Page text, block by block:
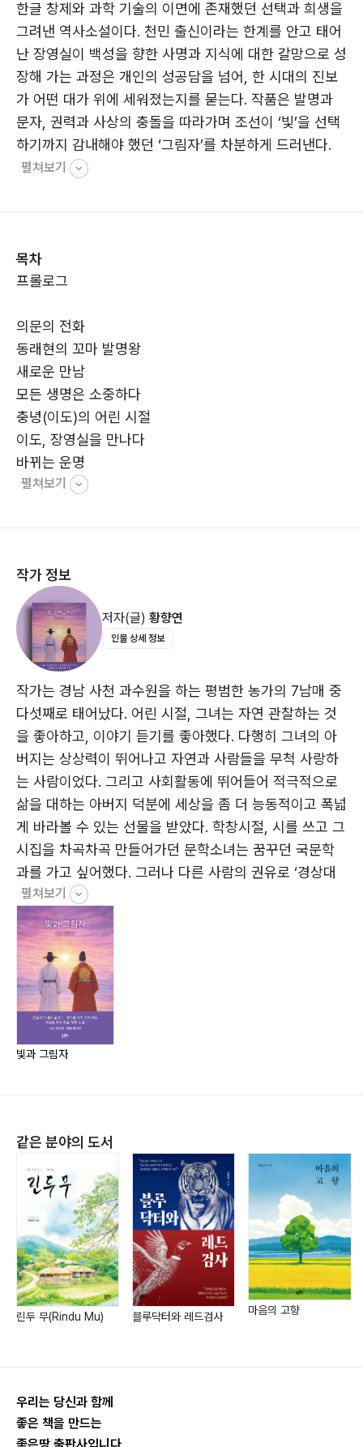
한글 창제와 과학 기술의 이면에 존재했던 선택과 희생을
그려낸 역사소설이다. 천민 출신이라는 한계를 안고 태어
난 장영실이 백성을 향한 사명과 지식에 대한 갈망으로 성
장해 가는 과정은 개인의 성공담을 넘어, 한 시대의 진보
가 어떤 대가 위에 세워졌는지를 묻는다. 작품은 발명과
문자, 권력과 사상의 충돌을 따라가며 조선이 ‘빛’을 선택
하기까지 감내해야 했던 ‘그림자’를 차분하게 드러낸다.
펼쳐보기
목차
프롤로그
의문의 전화
동래현의 꼬마 발명왕
새로운 만남
모든 생명은 소중하다
충녕(이도)의 어린 시절
이도, 장영실을 만나다
바뀌는 운명
새로운 아침
다시 만나는 스승님
글자로 병을 고치다
발명의 르네상스
두 천재, 글자 속으로 들어가다
왕자가 된 아이
연이의 죽음
해부
글자에 날개를 달아
세종(이도), 경연으로 평정하다
금속활자로 태어난 한글
한글, 세상 속으로 퍼지다
조선에 불어오는 북풍
초라하게 반포되는 훈민정음
세종의 밤길
에필로그
부록
펼쳐보기
작가 정보
저자(글) 황향연
인물 상세 정보
작가는 경남 사천 과수원을 하는 평범한 농가의 7남매 중
다섯째로 태어났다. 어린 시절, 그녀는 자연 관찰하는 것
을 좋아하고, 이야기 듣기를 좋아했다. 다행히 그녀의 아
버지는 상상력이 뛰어나고 자연과 사람들을 무척 사랑하
는 사람이었다. 그리고 사회활동에 뛰어들어 적극적으로
삶을 대하는 아버지 덕분에 세상을 좀 더 능동적이고 폭넓
게 바라볼 수 있는 선물을 받았다. 학창시절, 시를 쓰고 그
시집을 차곡차곡 만들어가던 문학소녀는 꿈꾸던 국문학
과를 가고 싶어했다. 그러나 다른 사람의 권유로 ‘경상대
학교 경영학과’를 졸업하고 학원에서 아이들을 가르치며
지내다 세상 사람들과 소통하고 싶어서 ‘내일신문’ 리포터
로 일하며 여러 분야 사람들의 행복한 이야기, 억울한 이
야기, 알리고 싶은 이야기를 담았다.
그러다가 필리핀 여행 도중 한글의 특별함을 경험하게 되
어 이를 글로 꼭 써보고 싶어 10년 넘게 자료를 모으며 한
가한 시골집에서 시간 날 때마다 조금씩 글을 보태 ‘빛과
그림자’를 집필하게 되었다.
펼쳐보기
빛과 그림자
같은 분야의 도서
린두 무(Rindu Mu) 블루닥터와 레드검사 마음의 고향
우리는 당신과 함께
좋은 책을 만드는
좋은땅 출판사입니다